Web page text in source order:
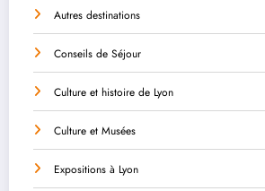
Autres destinations
Conseils de Séjour
Culture et histoire de Lyon
Culture et Musées
Expositions à Lyon